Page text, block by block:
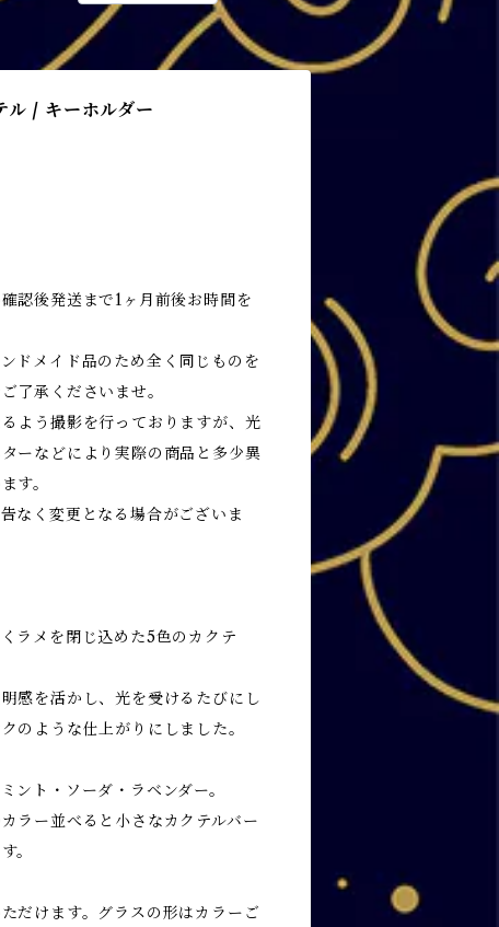
ル / キーホルダー
認後発送まで1ヶ月前後お時間を
ドメイド品のため全く同じものを
了承くださいませ。
よう撮影を行っておりますが、光
ーなどにより実際の商品と多少異
す。
なく変更となる場合がございま
ラメを閉じ込めた5色のカクテ
感を活かし、光を受けるたびにし
のような仕上がりにしました。
ント・ソーダ・ラベンダー。
ラー並べると小さなカクテルバー
。
だけます。グラスの形はカラーご